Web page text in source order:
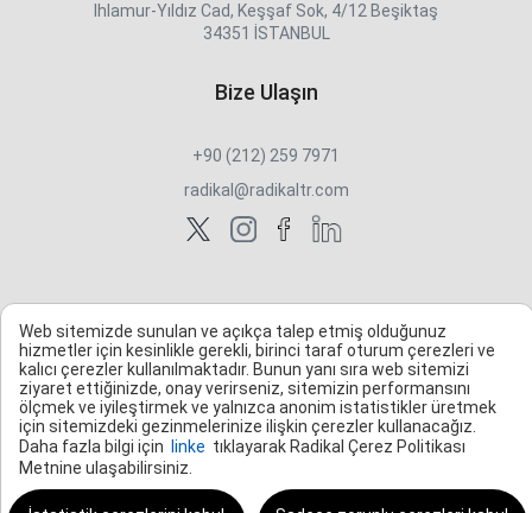
Ihlamur-Yıldız Cad, Keşşaf Sok, 4/12 Beşiktaş
34351 İSTANBUL
Bize Ulaşın
+90 (212) 259 7971
radikal@radikaltr.com
Web sitemizde sunulan ve açıkça talep etmiş olduğunuz
hizmetler için kesinlikle gerekli, birinci taraf oturum çerezleri ve
kalıcı çerezler kullanılmaktadır. Bunun yanı sıra web sitemizi
ziyaret ettiğinizde, onay verirseniz, sitemizin performansını
ölçmek ve iyileştirmek ve yalnızca anonim istatistikler üretmek
için sitemizdeki gezinmelerinize ilişkin çerezler kullanacağız.
Daha fazla bilgi için
linke tıklayarak Radikal Çerez Politikası
Metnine ulaşabilirsiniz.